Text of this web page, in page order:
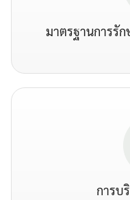
มาตรฐานการรั
การบ